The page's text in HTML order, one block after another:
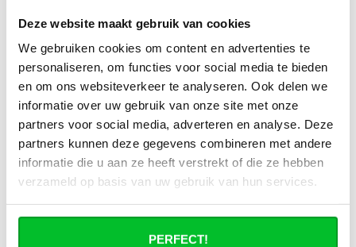
Deze website maakt gebruik van cookies
We gebruiken cookies om content en advertenties te
personaliseren, om functies voor social media te bieden
en om ons websiteverkeer te analyseren. Ook delen we
informatie over uw gebruik van onze site met onze
partners voor social media, adverteren en analyse. Deze
partners kunnen deze gegevens combineren met andere
informatie die u aan ze heeft verstrekt of die ze hebben
verzameld op basis van uw gebruik van hun services.
PERFECT!
toepassen in combinatie met
stadsverwarming?
Werkt een paneelradiator ook bij 40
graden aanvoertemperatuur?
Heb je een vraag over dit product ?
Simon helpt je graag en kan al je vragen beantwoorden.